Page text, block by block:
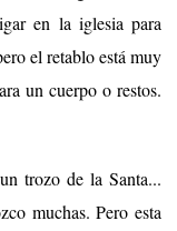
en la iglesia para
el retablo está muy
un cuerpo o restos.
trozo de la Santa...
muchas. Pero esta